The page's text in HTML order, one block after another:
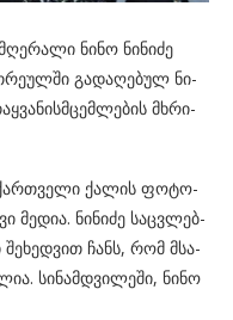
ნინო ნი­ნი­ძე
გა­და­ღე­ბულ ნი­
მხრი­
ქა­ლის ფო­ტო­
მე­დია. ნი­ნი­ძე საც­ვლებ­
ჩანს, რომ მსა­
სი­ნამ­დვი­ლე­ში, ნინო